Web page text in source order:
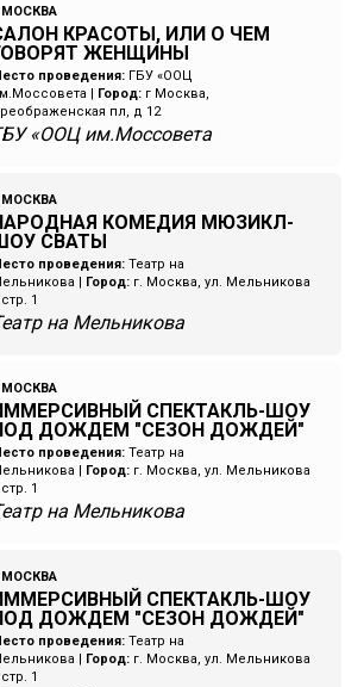
МОСКВА
КРАСОТЫ, ИЛИ О ЧЕМ
ЖЕНЩИНЫ
проведения: ГБУ «ООЦ
Город: г Москва,
пл, д 12
«ООЦ им.Моссовета
МОСКВА
КОМЕДИЯ МЮЗИКЛ-
СВАТЫ
проведения: Театр на
Город: г. Москва, ул. Мельникова
1
на Мельникова
МОСКВА
СПЕКТАКЛЬ-ШОУ
ДОЖДЕМ "СЕЗОН ДОЖДЕЙ"
проведения: Театр на
Город: г. Москва, ул. Мельникова
1
на Мельникова
МОСКВА
СПЕКТАКЛЬ-ШОУ
ДОЖДЕМ "СЕЗОН ДОЖДЕЙ"
проведения: Театр на
Город: г. Москва, ул. Мельникова
1